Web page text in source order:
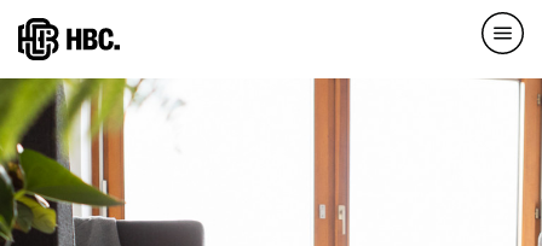
Direkt
zum
Inhalt